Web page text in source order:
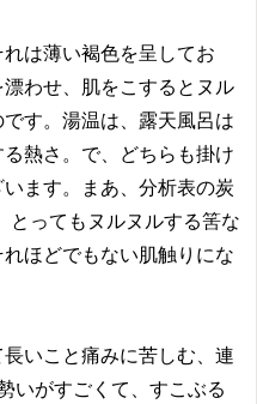
は薄い褐色を呈してお
わせ、肌をこするとヌル
す。湯温は、露天風呂は
熱さ。で、どちらも掛け
ます。まあ、分析表の炭
ってもヌルヌルする筈な
ほどでもない肌触りにな
いこと痛みに苦しむ、連
いがすごくて、すこぶる